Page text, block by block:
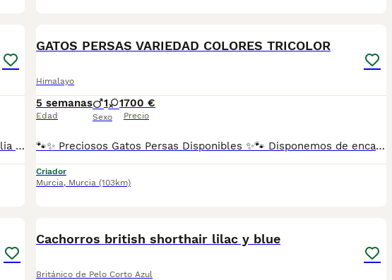
🐱✨ Preciosos Gatitos Persas Disponibles ✨🐱 Buscan una familia responsable y cariñosa estos preciosos gatitos persas, criados en un ambiente familiar con mucho amor, dedicación y los mejores cuidados desde su nacimiento. ✅ Se entregan con: 💉 2 vacunas correspondientes a su edad. 💊 2 desparasitaciones. 📖 Cartilla sanitaria. ❤️ Gatitos muy sociables, cariñosos y acostumbrados al contacto con personas. 📸 Fotos 100% reales de nuestros gatitos. 🎥 Enviamos vídeos individuales de cada gatito para que puedas conocerlo con total tranquilidad antes de reservar. 🚚 Envíos con transporte especializado de mascotas a toda España 🇪🇸. Si deseas más información, fotos, vídeos o reservar tu gatito, no dudes en contactar con nosotros. Estaremos encantados de ayudarte a encontrar tu nuevo compañero.
GATOS PERSAS VARIEDAD COLORES TRICOLOR
Himalayo
5 semanas
Edad
1 1
Sexo
700 €
Precio
🐾✨ Preciosos Gatos Persas Disponibles ✨🐾 Disponemos de encantadores gatitos Persas, muy cariñosos, tranquilos y criados en ambiente familiar 🏡🤍. Son unos pequeños muy dulces, ideales para compañía y hogar. ✅ Se entregan con: 🐱 2 vacunas completas 💊 2 desparasitaciones 📖 Cartilla sanitaria 🩺 Revisión veterinaria 📸 Las fotografías son 100 % reales de los gatitos disponibles. No utilizamos fotos de internet ni pertenecemos a criaderos masivos. Lo que ves es exactamente lo que hay. 📹 Envío vídeos por WhatsApp para que puedas verlos con total confianza y comprobar lo bonitos y tranquilos que son. 🚚 Posibilidad de envío a toda España.
Criador
Murcia, Murcia (103km)
Cachorros british shorthair lilac y blue
Británico de Pelo Corto Azul